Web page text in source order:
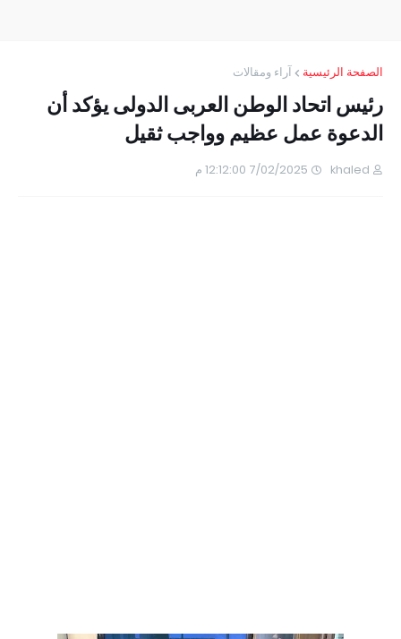
الصفحة الرئيسية آراء ومقالات
رئيس اتحاد الوطن العربى الدولى يؤكد أن
الدعوة عمل عظيم وواجب ثقيل
khaled 7/02/2025 12:12:00 م